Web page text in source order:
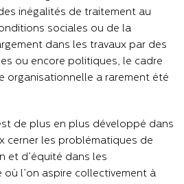
inégalités de traitement au
sociales ou de la
dans les travaux par des
ou encore politiques, le cadre
organisationnelle a rarement été
de plus en plus développé dans
cerner les problématiques de
et d’équité dans les
où l’on aspire collectivement à